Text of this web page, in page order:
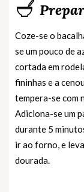
Coze-se o
se um pouco de
cortada em
fininhas e a
tempera-se com
Adiciona-se um
durante 5
ir ao forno, e
dourada.